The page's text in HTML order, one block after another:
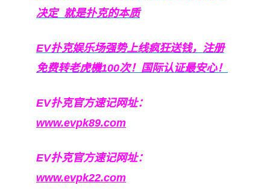
决定 就是扑克的本质
EV扑克娱乐场强势上线疯狂送钱，注册
免费转老虎機100次！国际认证最安心！
EV扑克官方速记网址：
www.evpk89.com
EV扑克官方速记网址：
www.evpk22.com